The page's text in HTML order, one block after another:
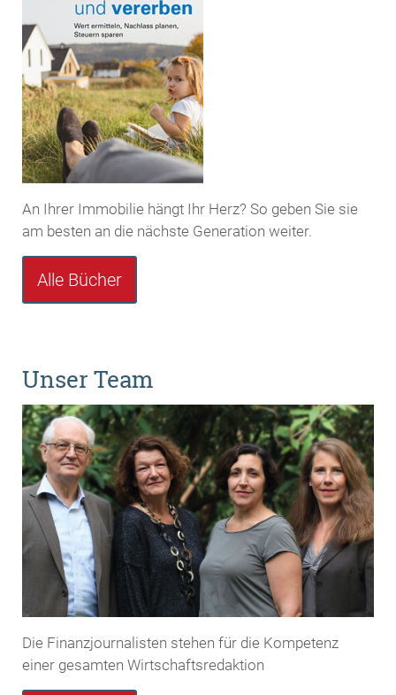
An Ihrer Immobilie hängt Ihr Herz? So geben Sie sie
am besten an die nächste Generation weiter.
Alle Bücher
Unser Team
Die Finanzjournalisten stehen für die Kompetenz
einer gesamten Wirtschaftsredaktion